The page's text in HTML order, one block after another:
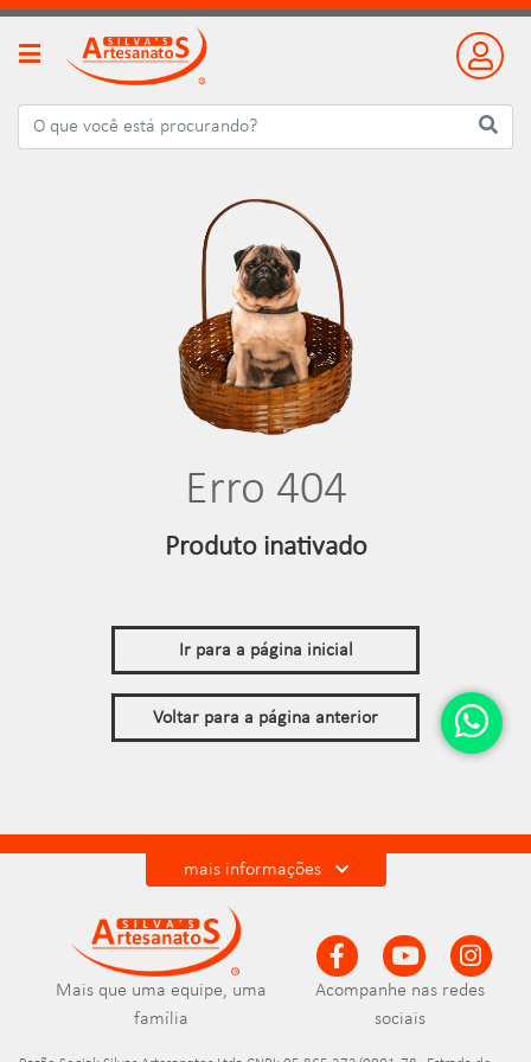
Erro 404
Produto inativado
Ir para a página inicial
Voltar para a página anterior
mais informações
Mais que uma equipe, uma
família
Acompanhe nas redes
sociais